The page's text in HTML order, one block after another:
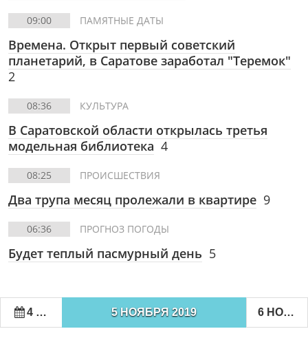
09:00 ПАМЯТНЫЕ ДАТЫ
Времена. Открыт первый советский
планетарий, в Саратове заработал "Теремок"
2
08:36 КУЛЬТУРА
В Саратовской области открылась третья
модельная библиотека 4
08:25 ПРОИСШЕСТВИЯ
Два трупа месяц пролежали в квартире 9
06:36 ПРОГНОЗ ПОГОДЫ
Будет теплый пасмурный день 5
4 НОЯБРЯ 2019 5 НОЯБРЯ 2019 6 НОЯБРЯ 2019